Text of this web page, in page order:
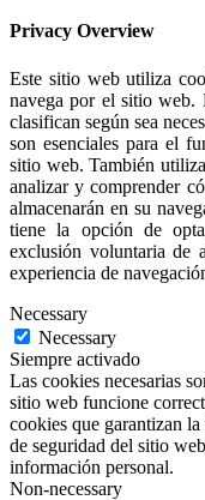
Privacy Overview
Este sitio web utiliza
navega por el sitio web.
clasifican según sea
son esenciales para el
sitio web. También
analizar y comprender
almacenarán en su
tiene la opción de
exclusión voluntaria de
experiencia de
Necessary
Necessary
Siempre activado
Las cookies necesarias
sitio web funcione
cookies que garantizan
de seguridad del sitio
información personal.
Non-necessary